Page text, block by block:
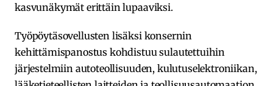
kasvunäkymät erittäin lupaaviksi.
Työpöytäsovellusten lisäksi konsernin
kehittämispanostus kohdistuu sulautettuihin
järjestelmiin autoteollisuuden, kulutuselektroniikan,